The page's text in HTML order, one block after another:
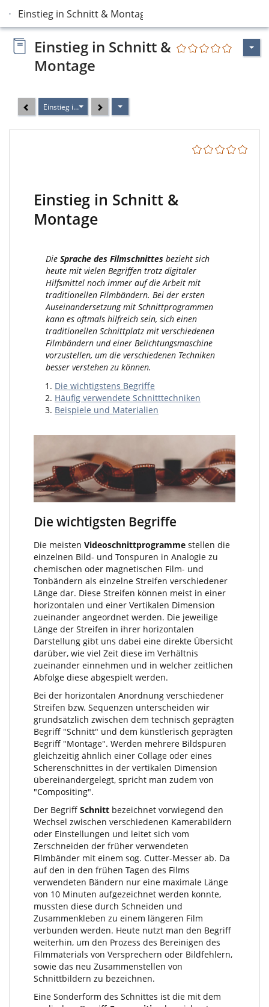
Einstieg in Schnitt & Montage
Einstieg in Schnitt &
Montage
Einstieg in Schnitt & Montage
Einstieg in Schnitt &
Montage
Die Sprache des Filmschnittes bezieht sich
heute mit vielen Begriffen trotz digitaler
Hilfsmittel noch immer auf die Arbeit mit
traditionellen Filmbändern. Bei der ersten
Auseinandersetzung mit Schnittprogrammen
kann es oftmals hilfreich sein, sich einen
traditionellen Schnittplatz mit verschiedenen
Filmbändern und einer Belichtungsmaschine
vorzustellen, um die verschiedenen Techniken
besser verstehen zu können.
Die wichtigstens Begriffe
Häufig verwendete Schnitttechniken
Beispiele und Materialien
Die wichtigsten Begriffe
Die meisten Videoschnittprogramme stellen die
einzelnen Bild- und Tonspuren in Analogie zu
chemischen oder magnetischen Film- und
Tonbändern als einzelne Streifen verschiedener
Länge dar. Diese Streifen können meist in einer
horizontalen und einer Vertikalen Dimension
zueinander angeordnet werden. Die jeweilige
Länge der Streifen in ihrer horizontalen
Darstellung gibt uns dabei eine direkte Übersicht
darüber, wie viel Zeit diese im Verhältnis
zueinander einnehmen und in welcher zeitlichen
Abfolge diese abgespielt werden.
Bei der horizontalen Anordnung verschiedener
Streifen bzw. Sequenzen unterscheiden wir
grundsätzlich zwischen dem technisch geprägten
Begriff "Schnitt" und dem künstlerisch geprägten
Begriff "Montage". Werden mehrere Bildspuren
gleichzeitig ähnlich einer Collage oder eines
Scherenschnittes in der vertikalen Dimension
übereinandergelegt, spricht man zudem von
"Compositing".
Der Begriff Schnitt bezeichnet vorwiegend den
Wechsel zwischen verschiedenen Kamerabildern
oder Einstellungen und leitet sich vom
Zerschneiden der früher verwendeten
Filmbänder mit einem sog. Cutter-Messer ab. Da
auf den in den frühen Tagen des Films
verwendeten Bändern nur eine maximale Länge
von 10 Minuten aufgezeichnet werden konnte,
mussten diese durch Schneiden und
Zusammenkleben zu einem längeren Film
verbunden werden. Heute nutzt man den Begriff
weiterhin, um den Prozess des Bereinigen des
Filmmaterials von Versprechern oder Bildfehlern,
sowie das neu Zusammenstellen von
Schnittbildern zu bezeichnen.
Eine Sonderform des Schnittes ist die mit dem